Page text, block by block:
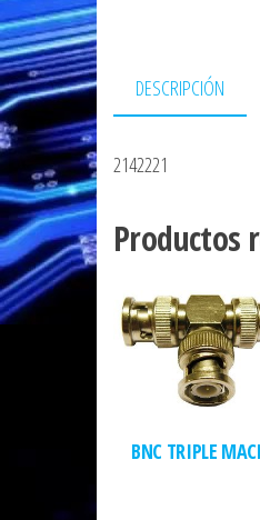
DESCRIPCIÓN
2142221
Productos
BNC TRIPLE